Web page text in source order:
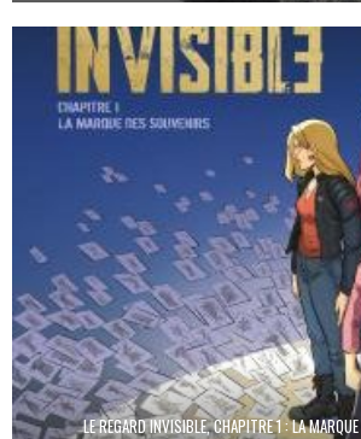
LE REGARD INVISIBLE, CHAPITRE 1 : LA